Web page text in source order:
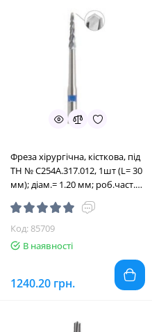
Фреза хірургічна, кісткова, під
ТН № C254A.317.012, 1шт (L= 30
мм); діам.= 1.20 мм; роб.част.=
6.0 мм (Edenta/Едента)
Код: 85709
В наявності
1240.20 грн.